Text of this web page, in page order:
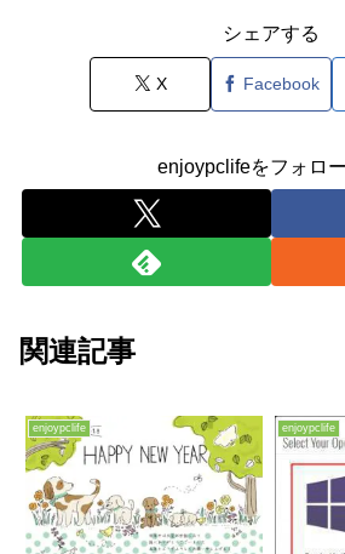
シェアする
X Facebook
enjoypclifeをフォロ
関連記事
enjoypclife enjoypclife